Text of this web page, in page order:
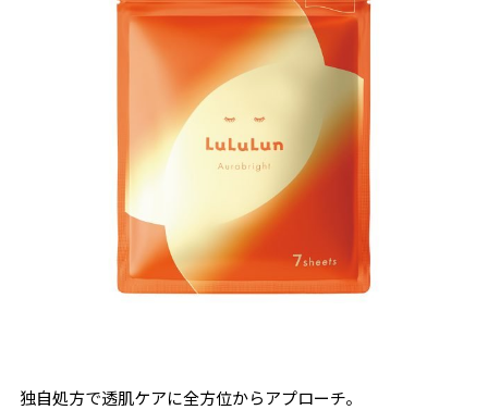
独自処方で透肌ケアに全方位からアプローチ。